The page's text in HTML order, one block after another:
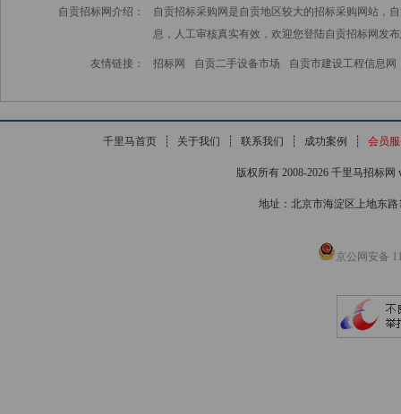
自贡招标网介绍：
自贡招标采购网是自贡地区较大的招标采购网站，
息，人工审核真实有效，欢迎您登陆自贡招标网发
友情链接： 招标网 自贡二手设备市场 自贡市建设工程信息网
千里马首页 ┊ 关于我们 ┊ 联系我们 ┊ 成功案例 ┊ 会员
版权所有 2008-2026 千里马招标网
地址：北京市海淀区上地东
京公网安备